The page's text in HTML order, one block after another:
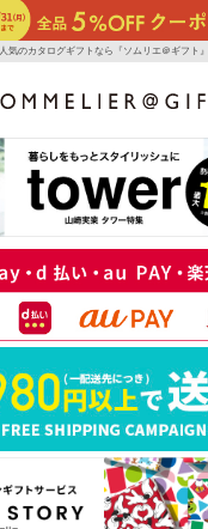
人気のカタログギフトなら『ソムリエ＠ギフト』